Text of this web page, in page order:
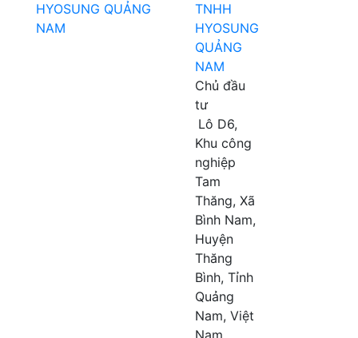
TNHH
HYOSUNG
QUẢNG
NAM
Chủ đầu
tư
Lô D6,
Khu công
nghiệp
Tam
Thăng, Xã
Bình Nam,
Huyện
Thăng
Bình, Tỉnh
Quảng
Nam, Việt
Nam